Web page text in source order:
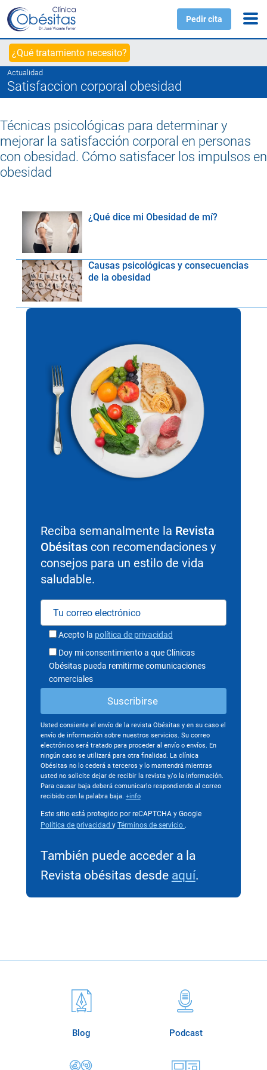
Pedir cita
¿Qué tratamiento necesito?
Actualidad
Satisfaccion corporal obesidad
Técnicas psicológicas para determinar y
mejorar la satisfacción corporal en personas
con obesidad. Cómo satisfacer los impulsos en
obesidad
¿Qué dice mi Obesidad de mí?
Causas psicológicas y consecuencias
de la obesidad
Reciba semanalmente la Revista
Obésitascon recomendaciones y
consejos para un estilo de vida
saludable.
Acepto la política de privacidad
Doy mi consentimiento a que Clínicas
Obésitas pueda remitirme comunicaciones
comerciales
Usted consiente el envío de la revista Obésitas y en su caso el
envío de información sobre nuestros servicios. Su correo
electrónico será tratado para proceder al envío o envíos. En
ningún caso se utilizará para otra finalidad. La clínica
Obésitas no lo cederá a terceros y lo mantendrá mientras
usted no solicite dejar de recibir la revista y/o la información.
Para causar baja deberá comunicarlo respondiendo al correo
recibido con la palabra baja. +info
Este sitio está protegido por reCAPTCHA y Google
Política de privacidad y Términos de servicio .
También puede acceder a la
Revista obésitas desde aquí.
Blog Podcast